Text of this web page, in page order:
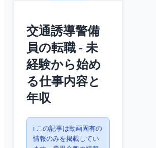
交通誘導警備
員の転職 - 未
経験から始め
る仕事内容と
年収
ℹ️ この記事は動画固有の
情報のみを掲載してい